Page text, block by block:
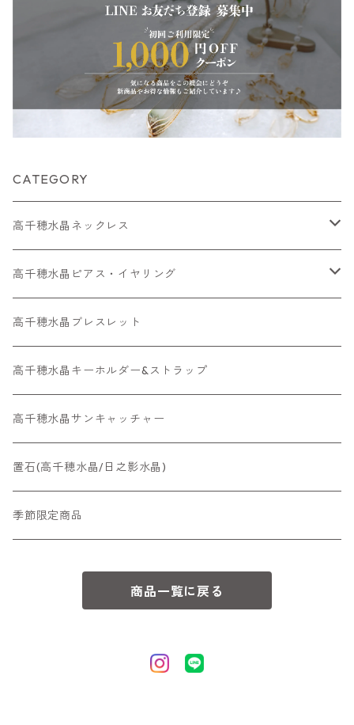
CATEGORY
高千穂水晶ネックレス
メッキネックレス
高千穂水晶レアストーン
金属アレルギー対応ネックレス
高千穂水晶ピアス・イヤリング
高千穂水晶イヤリング
金属アレルギー対応ピアス・ イヤリング
高千穂水晶ブレスレット
高千穂水晶キーホルダー&ストラップ
高千穂水晶サンキャッチャー
置石(高千穂水晶/日之影水晶)
季節限定商品
商品一覧に戻る